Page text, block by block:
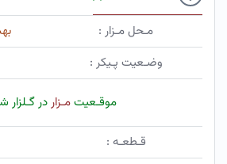
مـحل مـزار :
وضـعیت پـیکر :
موقـعیتمـزاردر گـلزار
قـطعـه :